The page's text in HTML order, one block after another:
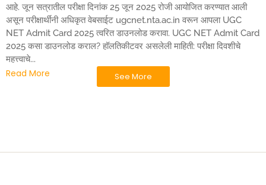
आहे. जून सत्रातील परीक्षा दिनांक 25 जून 2025 रोजी आयोजित करण्यात आली
असून परीक्षार्थींनी अधिकृत वेबसाईट ugcnet.nta.ac.in वरून आपला UGC
NET Admit Card 2025 त्वरित डाउनलोड करावा. UGC NET Admit Card
2025 कसा डाउनलोड कराल? हॉलतिकीटवर असलेली माहिती: परीक्षा दिवशीचे
महत्त्वाचे...
Read More See More